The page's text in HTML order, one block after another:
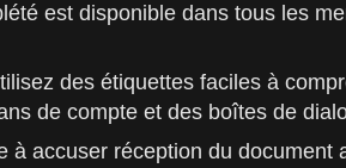
est disponible dans tous les
des étiquettes faciles à
de compte et des boîtes de
à accuser réception du